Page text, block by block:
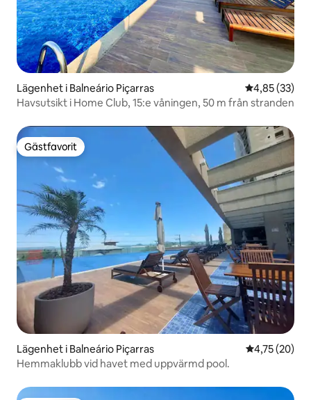
Lägenhet i Balneário Piçarras 4,85 av 5 i
4,85 (33)
Havsutsikt i Home Club, 15:e våningen, 50 m från stranden
Gästfavorit
Gästfavorit
Lägenhet i Balneário Piçarras 4,75 av 5 i
4,75 (20)
Hemmaklubb vid havet med uppvärmd pool.